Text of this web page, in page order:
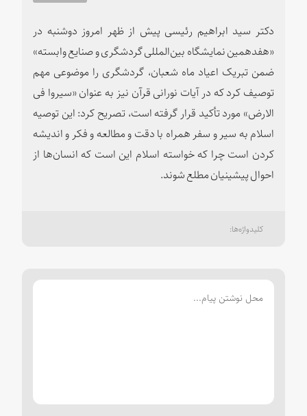
دکتر سید ابراهیم رئیسی پیش از ظهر امروز دوشنبه در
«هفدهمین نمایشگاه بین‌المللی گردشگری و صنایع وابسته»
ضمن تبریک اعیاد ماه شعبان، گردشگری را موضوعی مهم
توصیف کرد که در آیات نورانی قرآن نیز به عنوان «سیروا فی
الارض» مورد تأکید قرار گرفته است، تصریح کرد: این توصیه
اسلام به سیر و سفر همراه با دقت و مطالعه و فکر و اندیشه
کردن است چرا که خواسته اسلام این است که انسان‌ها از
احوال پیشینیان مطلع شوند.